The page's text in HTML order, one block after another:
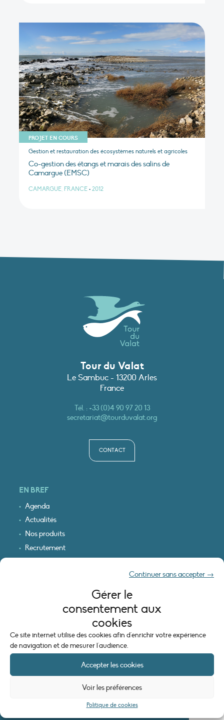
Gérer le
consentement aux
cookies
Ce site internet utilise des cookies afin d'enrichir votre expérience
de navigation et de mesurer l'audience.
Accepter les cookies
Continuer sans accepter →
Voir les préférences
Politique de cookies
PROJET EN COURS
Gestion et restauration des écosystèmes naturels et agricoles
Co-gestion des étangs et marais des salins de
Camargue (EMSC)
CAMARGUE, FRANCE • 2012
Tour du Valat
Le Sambuc - 13200 Arles
France
Tél. :+33 (0)4 90 97 20 13
secretariat@tourduvalat.org
CONTACT
EN BREF
Agenda
Actualités
Nos produits
Recrutement
INFORMATIONS LÉGALES
Mentions légales
Politique de cookies (UE)